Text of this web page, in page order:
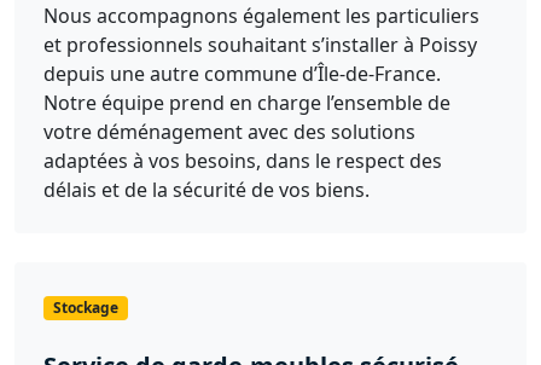
Nous accompagnons également les particuliers
et professionnels souhaitant s’installer à Poissy
depuis une autre commune d’Île-de-France.
Notre équipe prend en charge l’ensemble de
votre déménagement avec des solutions
adaptées à vos besoins, dans le respect des
délais et de la sécurité de vos biens.
Stockage